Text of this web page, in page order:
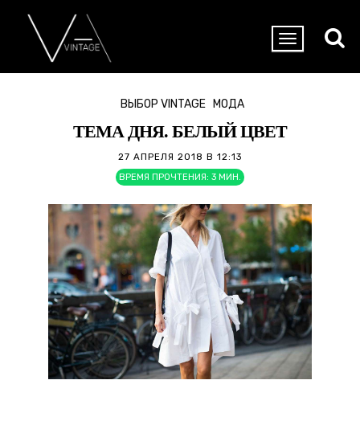
ВЫБОР VINTAGE МОДА
ТЕМА ДНЯ. БЕЛЫЙ ЦВЕТ
27 АПРЕЛЯ 2018 В 12:13
ВРЕМЯ ПРОЧТЕНИЯ: 3 МИН.